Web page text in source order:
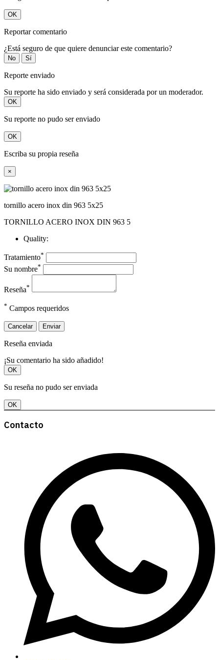
OK
Reportar comentario
¿Está seguro de que quiere denunciar este comentario?
No Sí
Reporte enviado
Su reporte ha sido enviado y será considerada por un moderador.
OK
Su reporte no pudo ser enviado
OK
Escriba su propia reseña
×
tornillo acero inox din 963 5x25
TORNILLO ACERO INOX DIN 963 5
Quality:
Tratamiento*
Su nombre*
Reseña*
* Campos requeridos
Cancelar Enviar
Reseña enviada
¡Su comentario ha sido añadido!
OK
Su reseña no pudo ser enviada
OK
Contacto